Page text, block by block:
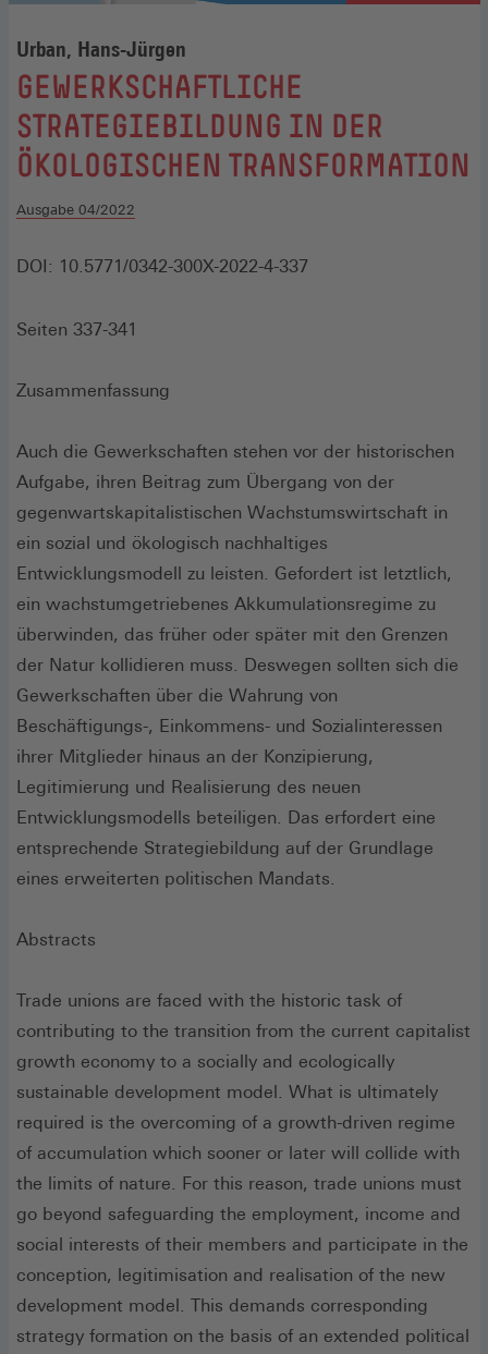
Urban, Hans-Jürgen
:
GEWERKSCHAFTLICHE
STRATEGIEBILDUNG IN DER
ÖKOLOGISCHEN TRANSFORMATION
Ausgabe 04/2022
DOI: 10.5771/0342-300X-2022-4-337
Seiten 337-341
Zusammenfassung
Auch die Gewerkschaften stehen vor der historischen
Aufgabe, ihren Beitrag zum Übergang von der
gegenwartskapitalistischen Wachstumswirtschaft in
ein sozial und ökologisch nachhaltiges
Entwicklungsmodell zu leisten. Gefordert ist letztlich,
ein wachstumgetriebenes Akkumulationsregime zu
überwinden, das früher oder später mit den Grenzen
der Natur kollidieren muss. Deswegen sollten sich die
Gewerkschaften über die Wahrung von
Beschäftigungs-, Einkommens- und Sozialinteressen
ihrer Mitglieder hinaus an der Konzipierung,
Legitimierung und Realisierung des neuen
Entwicklungsmodells beteiligen. Das erfordert eine
entsprechende Strategiebildung auf der Grundlage
eines erweiterten politischen Mandats.
Abstracts
Trade unions are faced with the historic task of
contributing to the transition from the current capitalist
growth economy to a socially and ecologically
sustainable development model. What is ultimately
required is the overcoming of a growth-driven regime
of accumulation which sooner or later will collide with
the limits of nature. For this reason, trade unions must
go beyond safeguarding the employment, income and
social interests of their members and participate in the
conception, legitimisation and realisation of the new
development model. This demands corresponding
strategy formation on the basis of an extended political